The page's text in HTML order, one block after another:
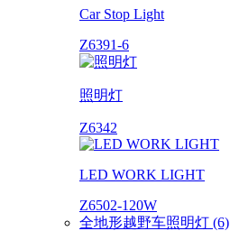
Car Stop Light
Z6391-6
照明灯
Z6342
LED WORK LIGHT
Z6502-120W
全地形越野车照明灯 (6)